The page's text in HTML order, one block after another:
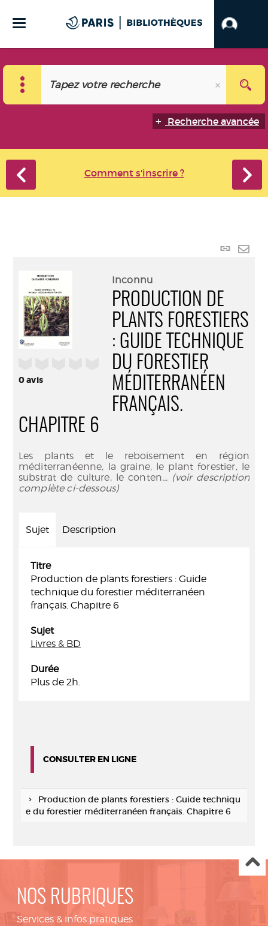
Recherche avancée
Comment s'inscrire ?
Lien
0avis
Inconnu
PRODUCTION DE
PLANTS FORESTIERS
: GUIDE TECHNIQUE
DU FORESTIER
MÉDITERRANÉEN
FRANÇAIS.
CHAPITRE 6
Les plants et le reboisement en région
méditerranéenne, la graine, le plant forestier, le
substrat de culture, le conten... (voir description
complète ci-dessous)
Sujet Description
Titre
Production de plants forestiers : Guide
technique du forestier méditerranéen
français. Chapitre 6
Sujet
Livres & BD
Durée
Plus de 2h.
CONSULTER EN LIGNE
Production de plants forestiers : Guide techniqu
e du forestier méditerranéen français. Chapitre 6
NOS RUBRIQUES
Services & infos pratiques